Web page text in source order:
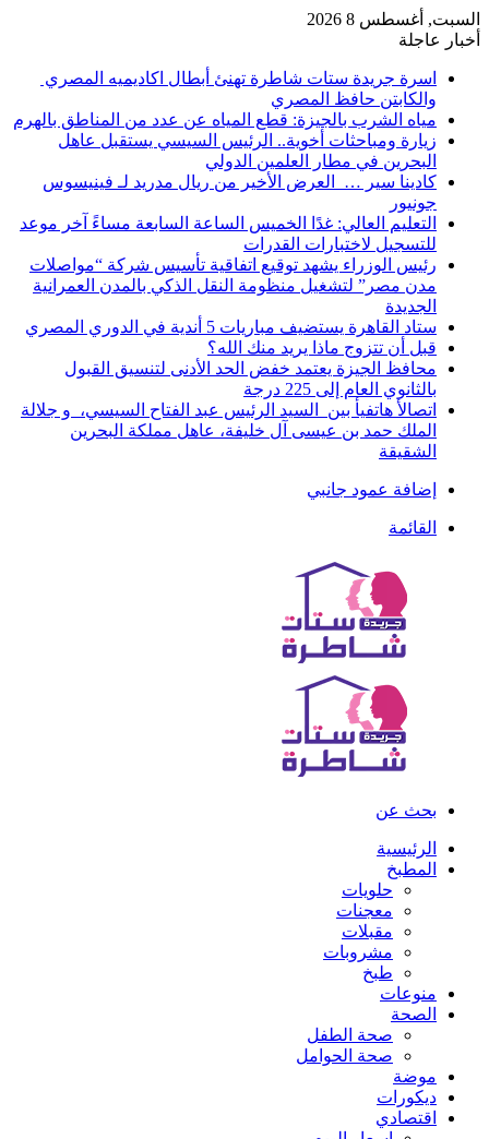
السبت, أغسطس 8 2026
أخبار عاجلة
اسرة جريدة ستات شاطرة تهنئ أبطال اكاديميه المصري
والكابتن حافظ المصري
مياه الشرب بالجيزة: قطع المياه عن عدد من المناطق بالهرم
زيارة ومباحثات أخوية.. الرئيس السيسي يستقبل عاهل
البحرين في مطار العلمين الدولي
كادينا سير … العرض الأخير من ريال مدريد لـ فينيسوس
جونيور
التعليم العالي: غدًا الخميس الساعة السابعة مساءً آخر موعد
للتسجيل لاختبارات القدرات
رئيس الوزراء يشهد توقيع اتفاقية تأسيس شركة “مواصلات
مدن مصر” لتشغيل منظومة النقل الذكي بالمدن العمرانية
الجديدة
ستاد القاهرة يستضيف مباريات 5 أندية في الدوري المصري
قبل أن تتزوج ماذا يريد منك الله؟
محافظ الجيزة يعتمد خفض الحد الأدنى لتنسيق القبول
بالثانوي العام إلى 225 درجة
اتصالأ هاتفيأ بين السيد الرئيس عبد الفتاح السيسي، و جلالة
الملك حمد بن عيسى آل خليفة، عاهل مملكة البحرين
الشقيقة
إضافة عمود جانبي
القائمة
بحث عن
الرئيسية
المطبخ
حلويات
معجنات
مقبلات
مشروبات
طبخ
منوعات
الصحة
صحة الطفل
صحة الحوامل
موضة
ديكورات
اقتصادي